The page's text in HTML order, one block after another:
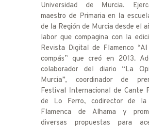
Universidad de Murcia.
maestro de Primaria en la
de la Región de Murcia desde el
labor que compagina con la
Revista Digital de Flamenco
compás” que creó en 2013.
colaborador del diario “La
Murcia”, coordinador de
Festival Internacional de Cante
de Lo Ferro, codirector de la
Flamenca de Alhama y
diversas propuestas para